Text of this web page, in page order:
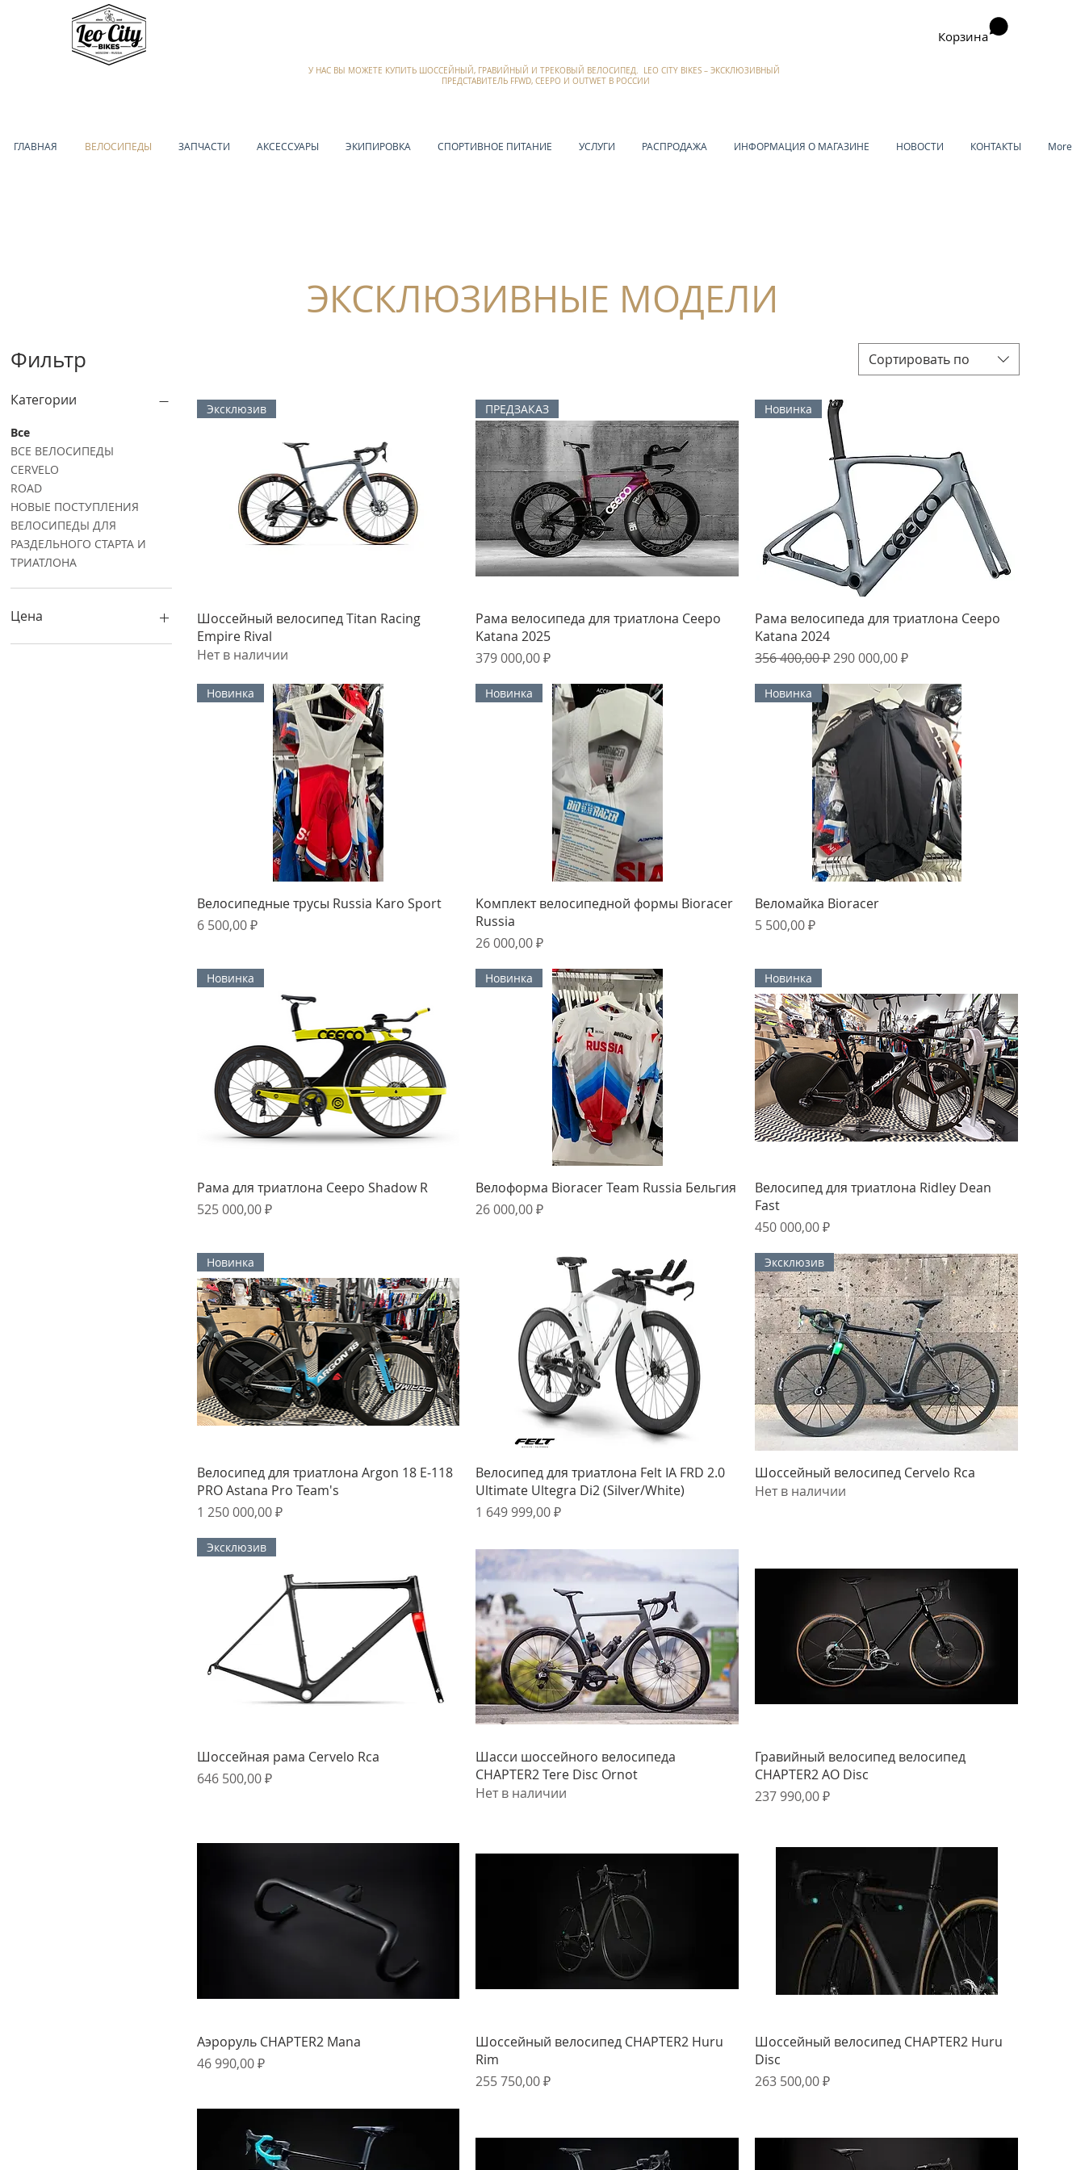
Корзина
У НАС ВЫ МОЖЕТЕ КУПИТЬ ШОССЕЙНЫЙ, ГРАВИЙНЫЙ И ТРЕКОВЫЙ ВЕЛОСИПЕД. LEO CITY BIKES – ЭКСКЛЮЗИВНЫЙ
ПРЕДСТАВИТЕЛЬ FFWD, CEEPO И OUTWET В РОССИИ
ГЛАВНАЯ ВЕЛОСИПЕДЫ ЗАПЧАСТИ АКСЕССУАРЫ ЭКИПИРОВКА СПОРТИВНОЕ ПИТАНИЕ УСЛУГИ РАСПРОДАЖА ИНФОРМАЦИЯ О МАГАЗИНЕ НОВОСТИ КОНТАКТЫ More
ЭКСКЛЮЗИВНЫЕ МОДЕЛИ
Фильтр
Категории
Все
ВСЕ ВЕЛОСИПЕДЫ
CERVELO
ROAD
НОВЫЕ ПОСТУПЛЕНИЯ
ВЕЛОСИПЕДЫ ДЛЯ
РАЗДЕЛЬНОГО СТАРТА И
ТРИАТЛОНА
Цена
Сортировать по
Быстрый просмотр
Эксклюзив
Шоссейный велосипед Titan Racing
Empire Rival
Нет в наличии
Быстрый просмотр
ПРЕДЗАКАЗ
Рама велосипеда для триатлона Ceepo
Katana 2025
Цена
379 000,00 ₽
Быстрый просмотр
Новинка
Рама велосипеда для триатлона Ceepo
Katana 2024
Обычная цена
356 400,00 ₽Цена со скидкой
290 000,00 ₽
Быстрый просмотр
Новинка
Велосипедные трусы Russia Karo Sport
Цена
6 500,00 ₽
Быстрый просмотр
Новинка
Kомплект велоcипeднoй формы Вiоraсer
Russiа
Цена
26 000,00 ₽
Быстрый просмотр
Новинка
Веломайка Bioracer
Цена
5 500,00 ₽
Быстрый просмотр
Новинка
Рама для триатлона Ceepo Shadow R
Цена
525 000,00 ₽
Быстрый просмотр
Новинка
Велоформа Bioracer Team Russia Бельгия
Цена
26 000,00 ₽
Быстрый просмотр
Новинка
Велосипед для триатлона Ridley Dean
Fast
Цена
450 000,00 ₽
Быстрый просмотр
Новинка
Велосипед для триатлона Argon 18 E-118
PRO Astana Pro Team's
Цена
1 250 000,00 ₽
Быстрый просмотр
Велосипед для триатлона Felt IA FRD 2.0
Ultimate Ultegra Di2 (Silver/White)
Цена
1 649 999,00 ₽
Быстрый просмотр
Эксклюзив
Шоссейный велосипед Cervelo Rca
Нет в наличии
Быстрый просмотр
Эксклюзив
Шоссейная рама Cervelo Rca
Цена
646 500,00 ₽
Быстрый просмотр
Шасси шоссейного велосипеда
CHAPTER2 Tere Disc Ornot
Нет в наличии
Быстрый просмотр
Гравийный велосипед велосипед
CHAPTER2 AO Disc
Цена
237 990,00 ₽
Быстрый просмотр
Аэроруль CHAPTER2 Mana
Цена
46 990,00 ₽
Быстрый просмотр
Шоссейный велосипед CHAPTER2 Huru
Rim
Цена
255 750,00 ₽
Быстрый просмотр
Шоссейный велосипед CHAPTER2 Huru
Disc
Цена
263 500,00 ₽